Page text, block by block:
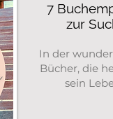
In der
Bücher, die
sein
7
zur